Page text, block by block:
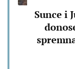
Sunce i